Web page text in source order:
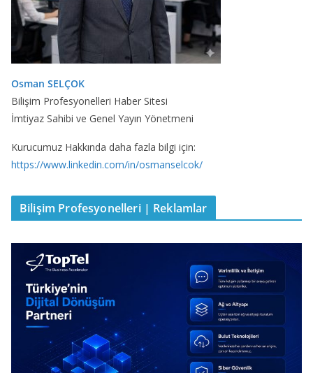
Osman SELÇOK
Bilişim Profesyonelleri Haber Sitesi
İmtiyaz Sahibi ve Genel Yayın Yönetmeni
Kurucumuz Hakkında daha fazla bilgi için:
https://www.linkedin.com/in/osmanselcok/
Bilişim Profesyonelleri | Reklamlar